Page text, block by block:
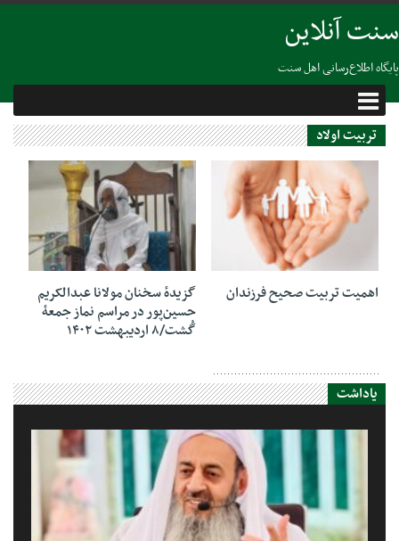
سنت آنلاین
پایگاه اطلاع‌رسانی اهل سنت
تربیت اولاد
اهمیت تربیت صحیح فرزندان
گزیدهٔ سخنان مولانا عبدالکریم
حسین‌پور در مراسم نماز جمعهٔ
گُشت/۸ اردیبهشت ۱۴۰۲
یاداشت